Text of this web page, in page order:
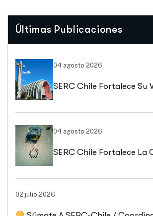
Últimas Publicaciones
04 agosto 2026
SERC Chile Fortalece Su
Biobío Y Ñuble
04 agosto 2026
SERC Chile Fortalece La
Soluciones Energéticas Y
02 julio 2026